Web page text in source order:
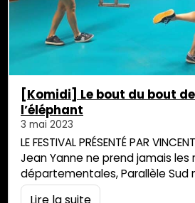
[Komidi] Le bout du bout
l’éléphant
3 mai 2023
LE FESTIVAL PRÉSENTÉ PAR
Jean Yanne ne prend jamais les
départementales, Parallèle Sud
pas souvent) aux conférences
Lire la suite